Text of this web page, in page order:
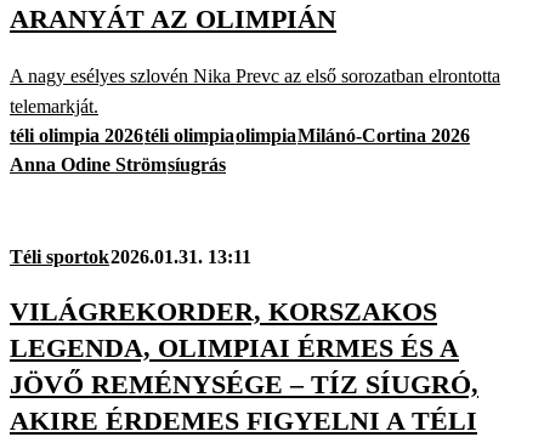
ARANYÁT AZ OLIMPIÁN
A nagy esélyes szlovén Nika Prevc az első sorozatban elrontotta
telemarkját.
téli olimpia 2026téli olimpiaolimpiaMilánó-Cortina 2026
Anna Odine Strömsíugrás
Téli sportok2026.01.31. 13:11
VILÁGREKORDER, KORSZAKOS
LEGENDA, OLIMPIAI ÉRMES ÉS A
JÖVŐ REMÉNYSÉGE – TÍZ SÍUGRÓ,
AKIRE ÉRDEMES FIGYELNI A TÉLI